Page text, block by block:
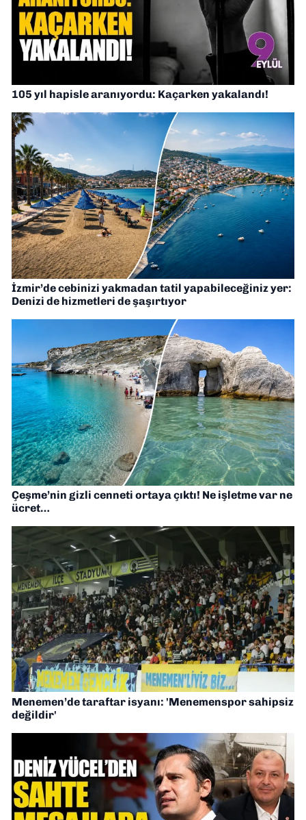
105 yıl hapisle aranıyordu: Kaçarken yakalandı!
İzmir’de cebinizi yakmadan tatil yapabileceğiniz yer:
Denizi de hizmetleri de şaşırtıyor
Çeşme’nin gizli cenneti ortaya çıktı! Ne işletme var ne
ücret…
Menemen’de taraftar isyanı: 'Menemenspor sahipsiz
değildir'